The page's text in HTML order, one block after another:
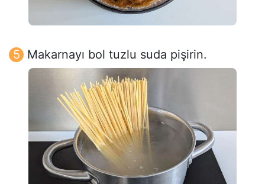
Makarnayı bol tuzlu suda pişirin.